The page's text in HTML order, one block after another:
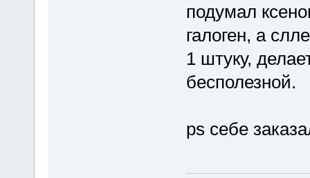
подумал
галоген, а
1 штуку,
бесполезной.
ps себе